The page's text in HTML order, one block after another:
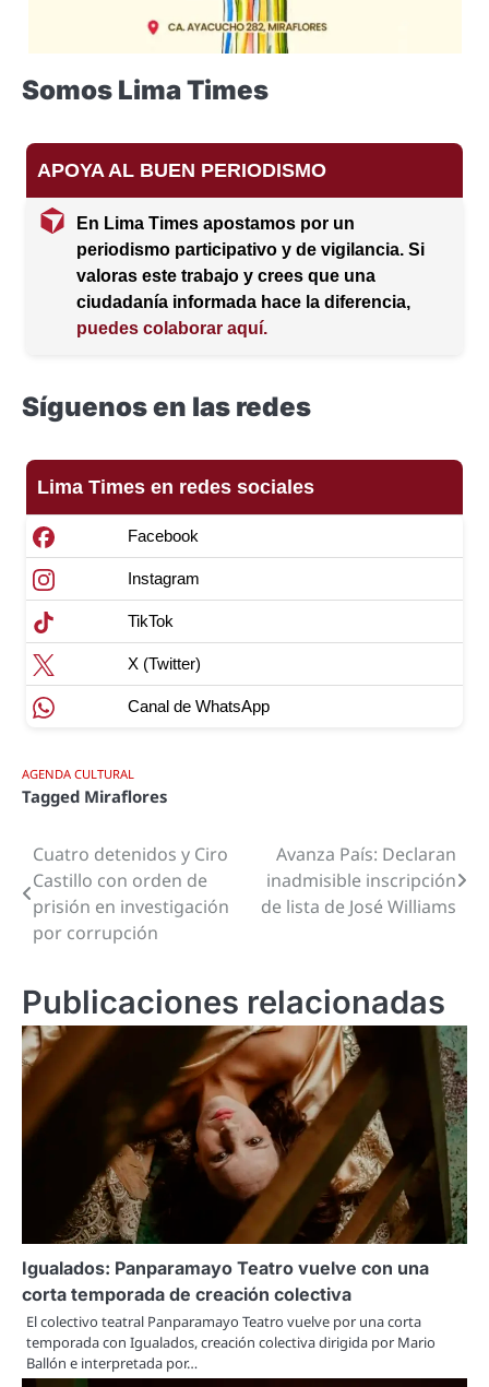
Somos Lima Times
APOYA AL BUEN PERIODISMO
En Lima Times apostamos por un
periodismo participativo y de vigilancia. Si
valoras este trabajo y crees que una
ciudadanía informada hace la diferencia,
puedes colaborar aquí.
Síguenos en las redes
Lima Times en redes sociales
Facebook
Instagram
TikTok
X (Twitter)
Canal de WhatsApp
AGENDA CULTURAL
Tagged Miraflores
Navegación
de
entradas
Cuatro detenidos y Ciro
Castillo con orden de
prisión en investigación
por corrupción
Avanza País: Declaran
inadmisible inscripción
de lista de José Williams
Publicaciones relacionadas
Igualados: Panparamayo Teatro vuelve con una
corta temporada de creación colectiva
El colectivo teatral Panparamayo Teatro vuelve por una corta
temporada con Igualados, creación colectiva dirigida por Mario
Ballón e interpretada por…